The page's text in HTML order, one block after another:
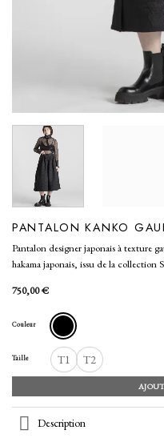
PANTALON KANKO
Pantalon designer japonais à texture
hakama japonais, issu de la collection
750,00€
Couleur
Taille T1 T2
Description